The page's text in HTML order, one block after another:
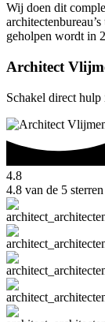
Wij doen dit
geholpen wordt in
Architect
Schakel direct hulp
4.8
4.8 van de 5